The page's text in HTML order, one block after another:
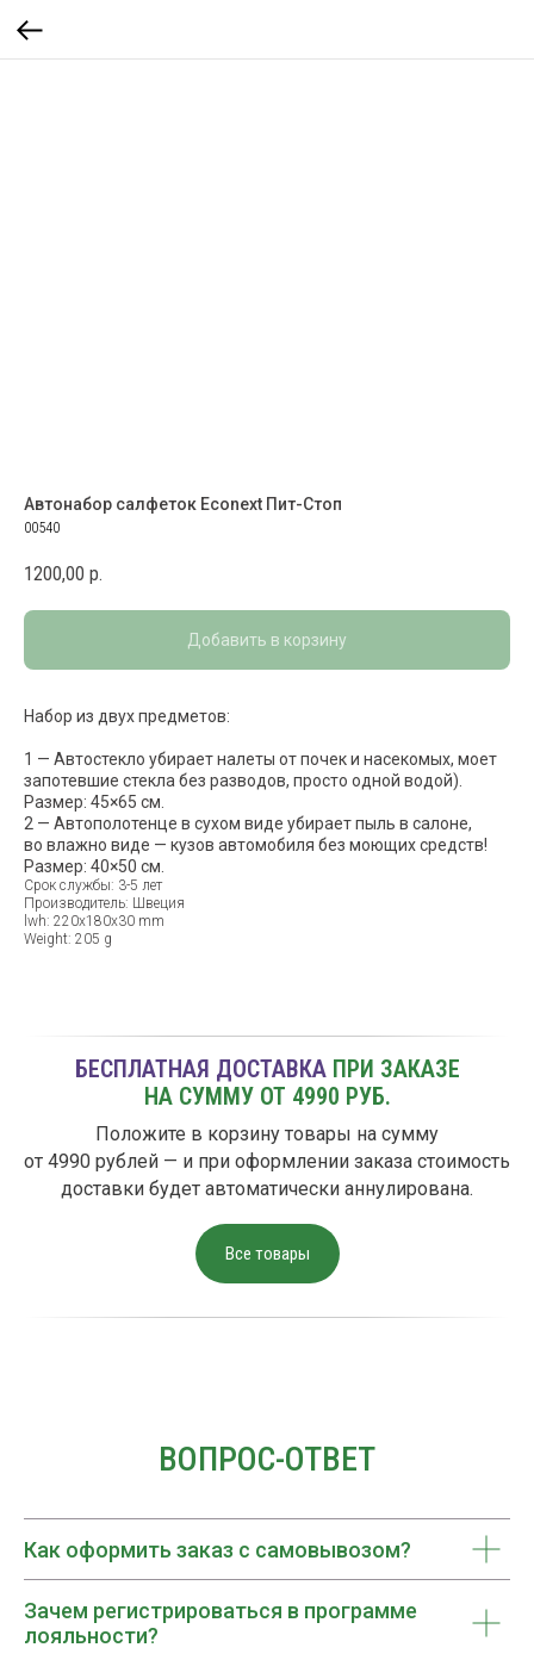
Автонабор салфеток Econext Пит-Стоп
00540
1200,00 р.
Добавить в корзину
Набор из двух предметов:
1 — Автостекло убирает налеты от почек и насекомых, моет
запотевшие стекла без разводов, просто одной водой).
Размер: 45×65 см.
2 — Автополотенце в сухом виде убирает пыль в салоне,
во влажно виде — кузов автомобиля без моющих средств!
Размер: 40×50 см.
Срок службы: 3-5 лет
Производитель: Швеция
lwh: 220x180x30 mm
Weight: 205 g
БЕСПЛАТНАЯ ДОСТАВКАПРИ ЗАКАЗЕ
НА СУММУ ОТ 4990 РУБ.
Положите в корзину товары на сумму
от 4990 рублей — и при оформлении заказа стоимость
доставки будет автоматически аннулирована.
Все товары
ВОПРОС-ОТВЕТ
Как оформить заказ с самовывозом?
Зачем регистрироваться в программе
лояльности?